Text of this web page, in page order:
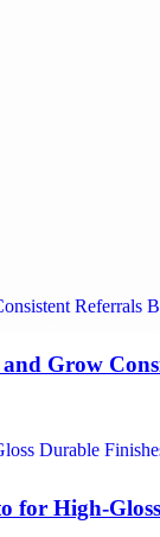
Grow
for High-